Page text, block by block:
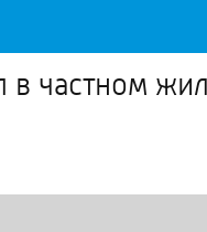
в частном